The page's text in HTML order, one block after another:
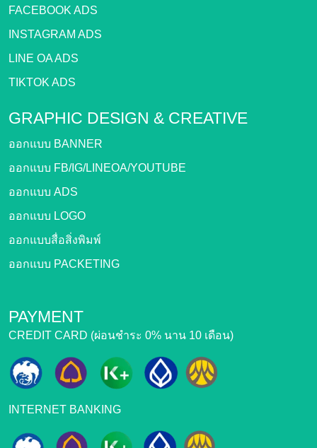
FACEBOOK ADS
INSTAGRAM ADS
LINE OA ADS
TIKTOK ADS
GRAPHIC DESIGN & CREATIVE
ออกแบบ BANNER
ออกแบบ FB/IG/LINEOA/YOUTUBE
ออกแบบ ADS
ออกแบบ LOGO
ออกแบบสื่อสิ่งพิมพ์
ออกแบบ PACKETING
PAYMENT
CREDIT CARD (ผ่อนชำระ 0% นาน 10 เดือน)
INTERNET BANKING